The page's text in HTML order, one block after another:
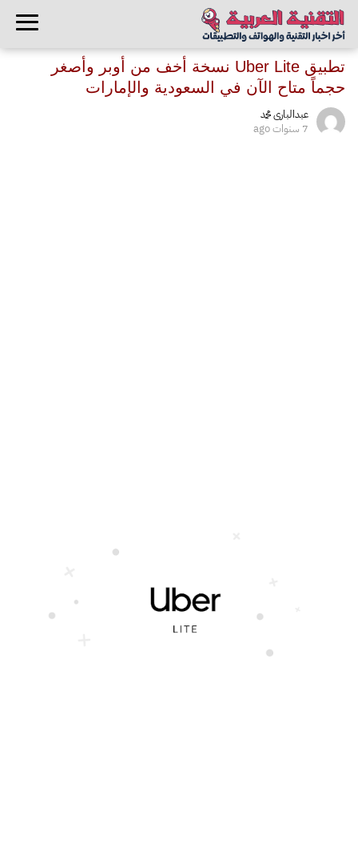
تطبيق Uber Lite‏ نسخة أخف من أوبر وأصغر
حجماً متاح الآن في السعودية والإمارات
عبدالبارى محمد
7 سنوات ago